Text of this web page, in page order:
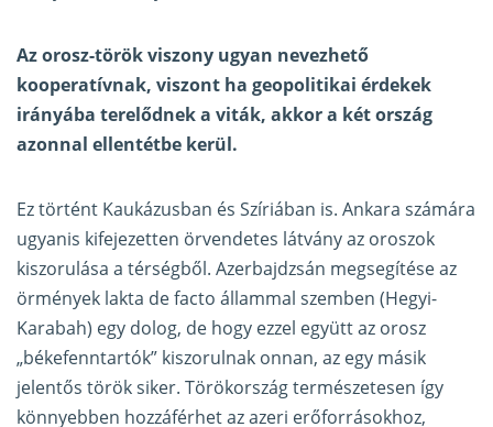
Az orosz-török viszony ugyan nevezhető
kooperatívnak, viszont ha geopolitikai érdekek
irányába terelődnek a viták, akkor a két ország
azonnal ellentétbe kerül.
Ez történt Kaukázusban és Szíriában is. Ankara számára
ugyanis kifejezetten örvendetes látvány az oroszok
kiszorulása a térségből. Azerbajdzsán megsegítése az
örmények lakta de facto állammal szemben (Hegyi-
Karabah) egy dolog, de hogy ezzel együtt az orosz
„békefenntartók” kiszorulnak onnan, az egy másik
jelentős török siker. Törökország természetesen így
könnyebben hozzáférhet az azeri erőforrásokhoz,